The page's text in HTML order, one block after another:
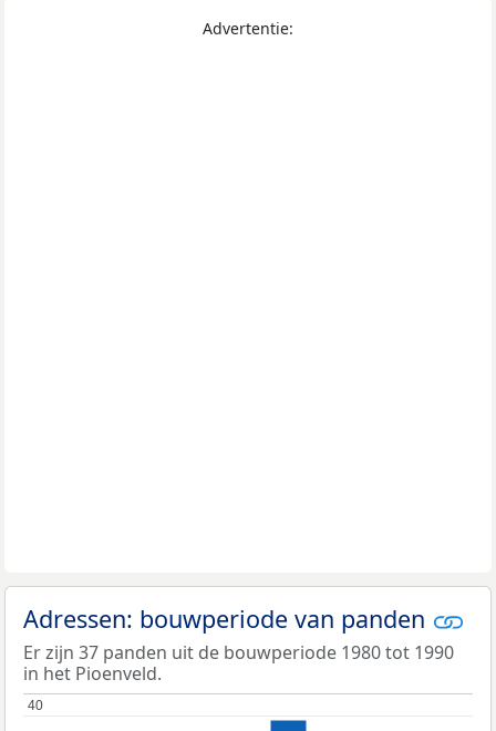
Advertentie:
Adressen: bouwperiode van panden
Er zijn 37 panden uit de bouwperiode 1980 tot 1990
in het Pioenveld.
40
40